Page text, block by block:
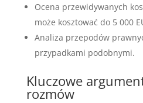
Ocena przewidywanych
może kosztować do 5 000
Analiza przepodów
przypadkami podobnymi.
Kluczowe
rozmów